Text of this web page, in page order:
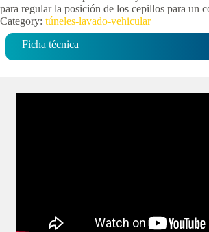
para regular la posición de los cepillos para un
Category: túneles-lavado-vehicular
Ficha técnica